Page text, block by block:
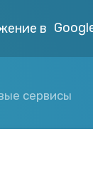
в
сервисы